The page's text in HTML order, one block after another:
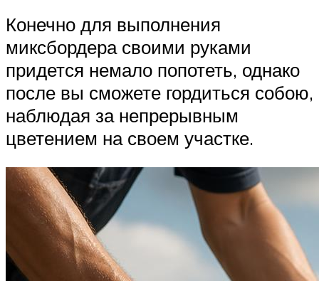
Конечно для выполнения
миксбордера своими руками
придется немало попотеть, однако
после вы сможете гордиться собою,
наблюдая за непрерывным
цветением на своем участке.